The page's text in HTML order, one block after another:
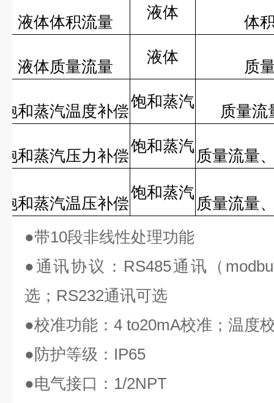
液体体积流量
液体
体
液体质量流量
液体
质
饱和蒸汽温度补偿
饱和蒸汽
质量流
饱和蒸汽压力补偿
饱和蒸汽
质量流量
饱和蒸汽温压补偿
饱和蒸汽
质量流量
●带10段非线性处理功能
● 通讯协议： RS485通讯（
选； RS232通讯可选
●校准功能： 4 to20mA校准；温度
●防护等级： IP65
●电气接口： 1/2NPT